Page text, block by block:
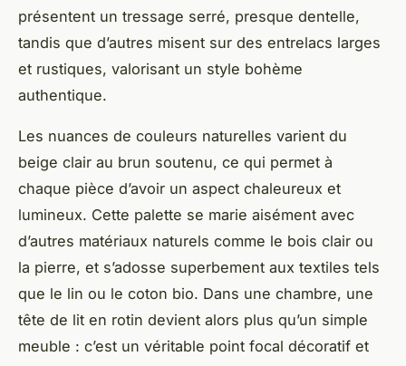
présentent un tressage serré, presque dentelle,
tandis que d’autres misent sur des entrelacs larges
et rustiques, valorisant un style bohème
authentique.
Les nuances de couleurs naturelles varient du
beige clair au brun soutenu, ce qui permet à
chaque pièce d’avoir un aspect chaleureux et
lumineux. Cette palette se marie aisément avec
d’autres matériaux naturels comme le bois clair ou
la pierre, et s’adosse superbement aux textiles tels
que le lin ou le coton bio. Dans une chambre, une
tête de lit en rotin devient alors plus qu’un simple
meuble : c’est un véritable point focal décoratif et